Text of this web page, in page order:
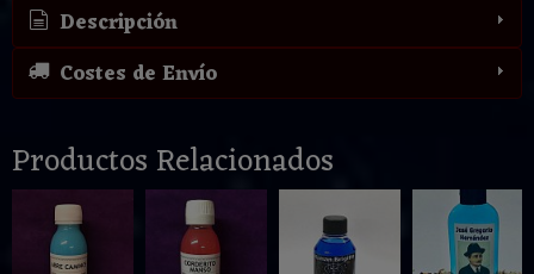
Descripción
Costes de Envío
Productos Relacionados